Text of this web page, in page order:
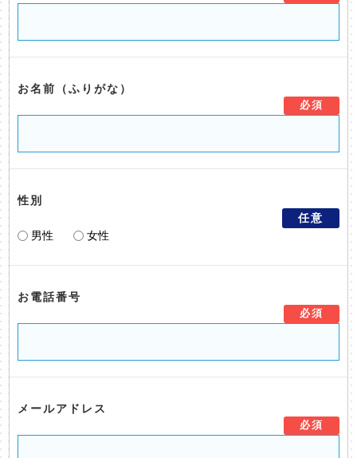
お名前（ふりがな）
必須
性別
任意
男性
女性
お電話番号
必須
メールアドレス
必須